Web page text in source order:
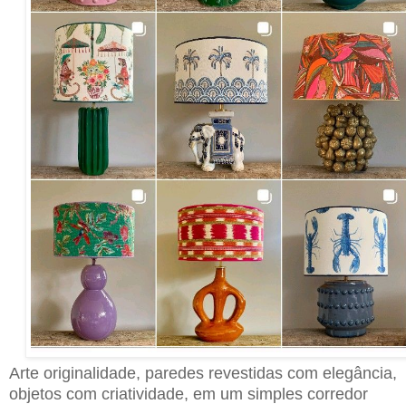
Arte originalidade, paredes revestidas com elegância,
objetos com criatividade, em um simples corredor